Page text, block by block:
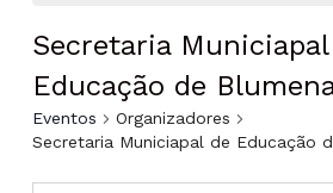
Secretaria Municiapal
Educação de
Eventos
Organizadores
Secretaria Municiapal de Educação